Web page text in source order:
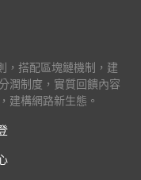
，搭配區塊鏈機制，建
潤制度，實質回饋內容
建構網路新生態。